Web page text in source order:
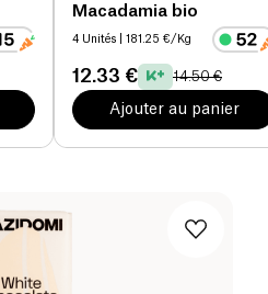
Macadamia bio
4 Unités | 181.25 €/Kg
12.33 € 14.50 €
Ajouter au panier